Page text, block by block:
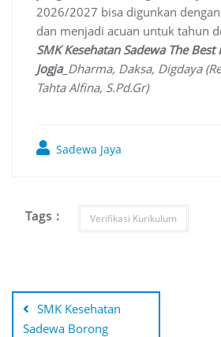
2026/2027 bisa digunkan
dan menjadi acuan untuk tahun
SMK Kesehatan Sadewa The
Jogja_ Dharma, Daksa, Digdaya
Tahta Alfina, S.Pd.Gr)
Sadewa Jaya
Tags : Verifikasi Kurikulum
navigation
SMK Kesehatan
Sadewa Borong